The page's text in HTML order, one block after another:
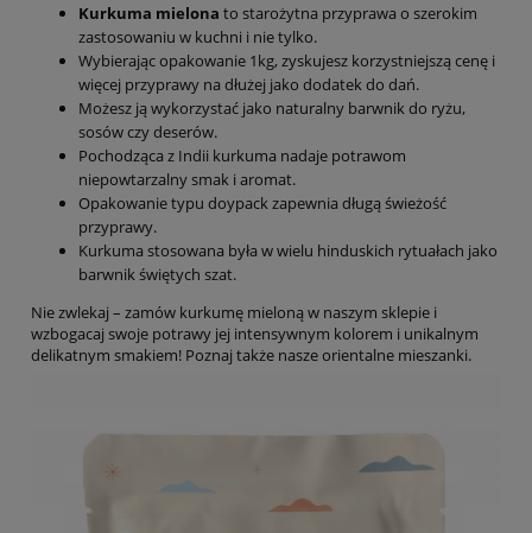
Kurkuma mielona to starożytna przyprawa o szerokim
zastosowaniu w kuchni i nie tylko.
Wybierając opakowanie 1kg, zyskujesz korzystniejszą cenę i
więcej przyprawy na dłużej jako dodatek do dań.
Możesz ją wykorzystać jako naturalny barwnik do ryżu,
sosów czy deserów.
Pochodząca z Indii kurkuma nadaje potrawom
niepowtarzalny smak i aromat.
Opakowanie typu doypack zapewnia długą świeżość
przyprawy.
Kurkuma stosowana była w wielu hinduskich rytuałach jako
barwnik świętych szat.
Nie zwlekaj – zamów kurkumę mieloną w naszym sklepie i
wzbogacaj swoje potrawy jej intensywnym kolorem i unikalnym
delikatnym smakiem! Poznaj także nasze orientalne mieszanki.